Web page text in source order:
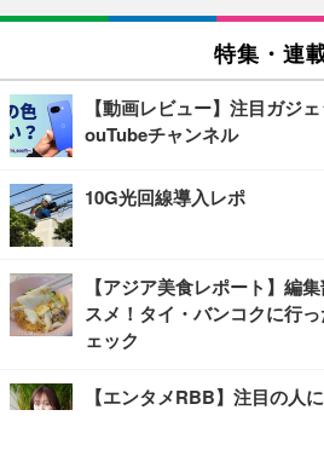
特集・連
【動画レビュー】注目ガジ
ouTubeチャンネル
10G光回線導入レポ
【アジア美食レポート】編
スメ！タイ・バンコクに行
ェック
【エンタメRBB】注目の人